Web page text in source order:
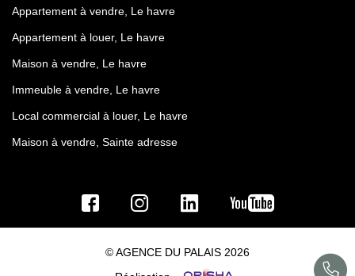
Appartement à vendre, Le havre
Appartement à louer, Le havre
Maison à vendre, Le havre
Immeuble à vendre, Le havre
Local commercial à louer, Le havre
Maison à vendre, Sainte adresse
© AGENCE DU PALAIS 2026